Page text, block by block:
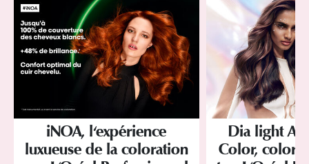
iNOA, l'expérience
luxueuse de la coloration
Dia light
Color,